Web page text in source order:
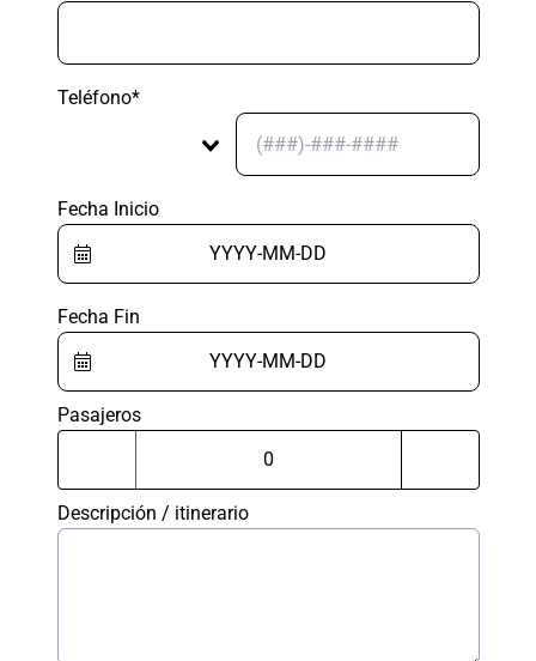
Teléfono*
Fecha Inicio
Fecha Fin
Pasajeros
Descripción / itinerario